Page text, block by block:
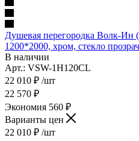
Душевая перегородка Волк-Ин
1200*2000, хром, стекло
В наличии
Арт.: VSW-1H120CL
22 010 ₽ /шт
22 570 ₽
Экономия 560 ₽
Варианты цен
22 010 ₽ /шт